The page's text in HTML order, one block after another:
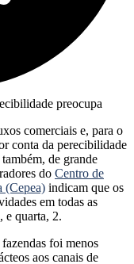
comerciais e, para o
conta da perecibilidade
de grande
do Centro de
(Cepea) indicam que os
em todas as
e quarta, 2.
foi menos
aos canais de